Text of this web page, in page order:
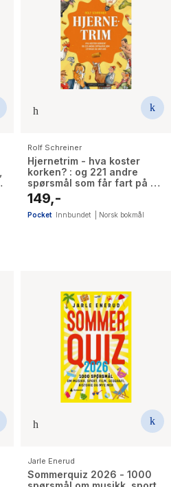
Rolf Schreiner
Hjernetrim - hva koster
korken? : og 221 andre
spørsmål som får fart på de
små grå
149,-
Pocket Innbundet Norsk bokmål
Jarle Enerud
Sommerquiz 2026 - 1000